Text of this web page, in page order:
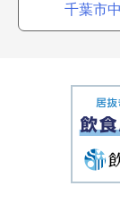
千葉市